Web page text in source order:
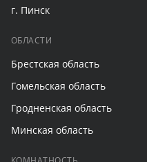
г. Пинск
ОБЛАСТИ
Брестская область
Гомельская область
Гродненская область
Минская область